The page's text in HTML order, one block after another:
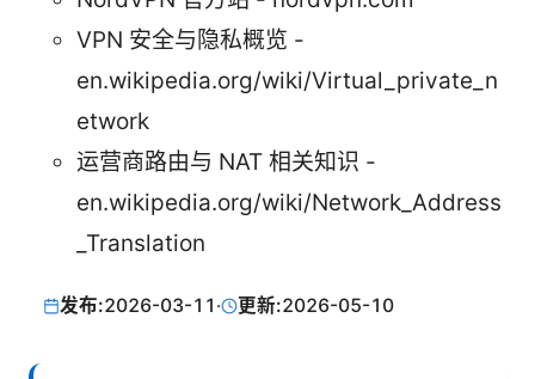
VPN 安全与隐私概览 -
en.wikipedia.org/wiki/Virtual_private_n
etwork
运营商路由与 NAT 相关知识 -
en.wikipedia.org/wiki/Network_Address
_Translation
发布:2026-03-11 · 更新:2026-05-10